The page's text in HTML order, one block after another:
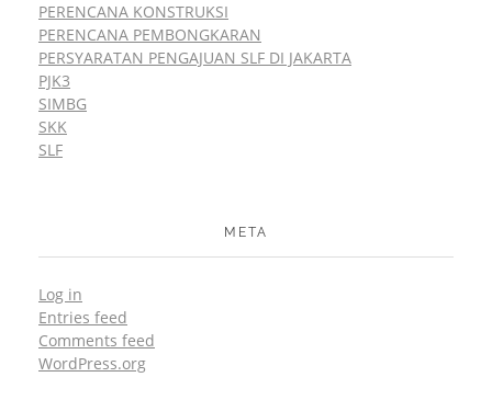
PERENCANA KONSTRUKSI
PERENCANA PEMBONGKARAN
PERSYARATAN PENGAJUAN SLF DI JAKARTA
PJK3
SIMBG
SKK
SLF
META
Log in
Entries feed
Comments feed
WordPress.org